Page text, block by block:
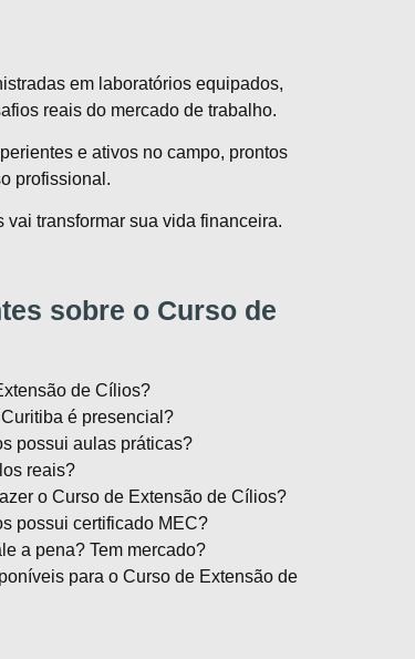
em laboratórios equipados,
reais do mercado de trabalho.
e ativos no campo, prontos
profissional.
transformar sua vida financeira.
sobre o Curso de
de Cílios?
é presencial?
possui aulas práticas?
reais?
o Curso de Extensão de Cílios?
possui certificado MEC?
a pena? Tem mercado?
para o Curso de Extensão de